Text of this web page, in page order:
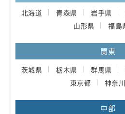
北海道 青森県 岩手県
山形県
福島
関東
茨城県 栃木県 群馬県
東京都
神奈
中部